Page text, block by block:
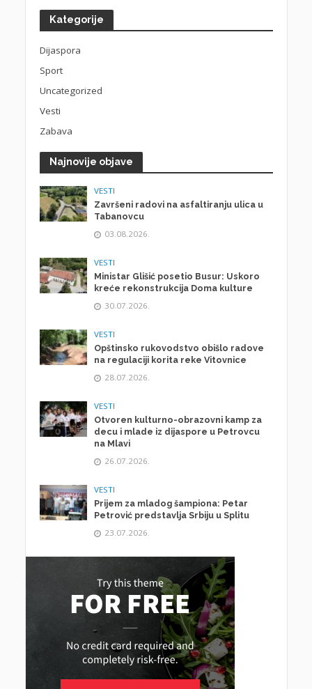
Kategorije
Dijaspora
Sport
Uncategorized
Vesti
Zabava
Najnovije objave
VESTI
Završeni radovi na asfaltiranju ulica u
Tabanovcu
03.08.2026.
VESTI
Ministar Glišić posetio Busur: Uskoro
kreće rekonstrukcija Doma kulture
30.07.2026.
VESTI
Opštinsko rukovodstvo obišlo radove
na regulaciji korita reke Vitovnice
28.07.2026.
VESTI
Otvoren kulturno-obrazovni kamp za
decu i mlade iz dijaspore u Petrovcu
na Mlavi
26.07.2026.
VESTI
Prijem za mladog šampiona: Petar
Petrović predstavlja Srbiju u Splitu
23.07.2026.